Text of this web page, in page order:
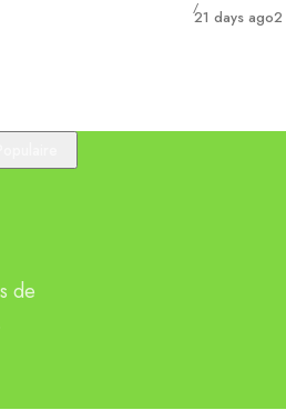
Publié
21 days ago2
de